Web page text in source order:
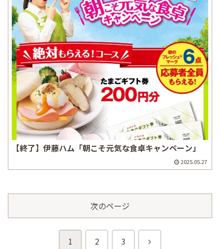
【終了】伊藤ハム「朝こそ元気な食卓キャンペーン」
2025.05.27
次のページ
1 2 3 次